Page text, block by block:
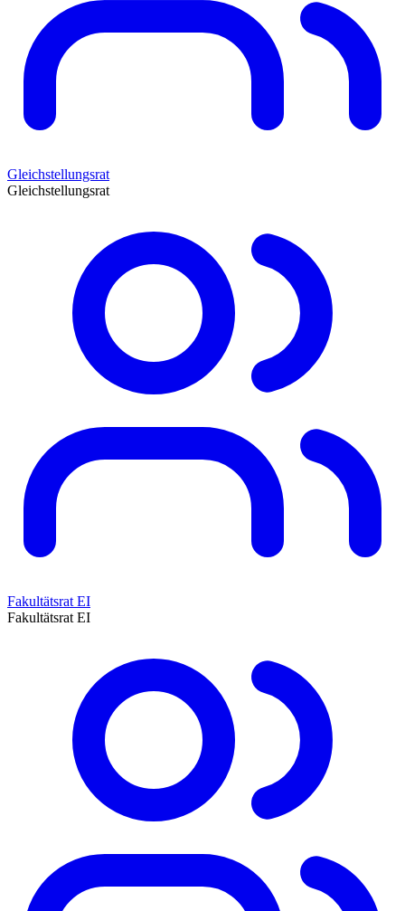
Gleichstellungsrat
Gleichstellungsrat
Fakultätsrat EI
Fakultätsrat EI